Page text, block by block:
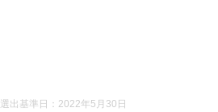
選出基準日：2022年5月30日